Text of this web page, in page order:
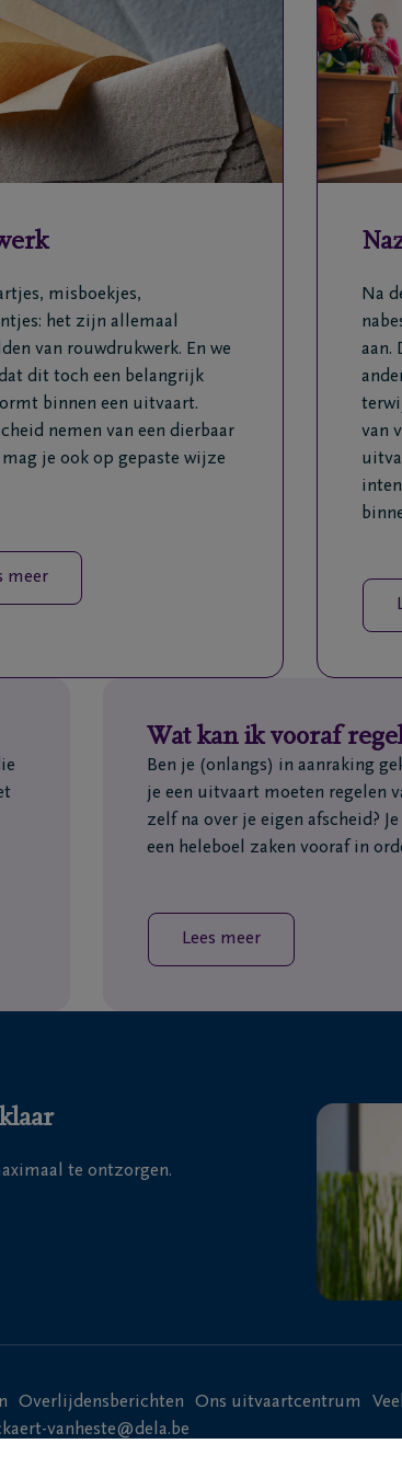
misboekjes,
het zijn allemaal
van rouwdrukwerk. En we
dit toch een belangrijk
binnen een uitvaart.
nemen van een dierbaar
je ook op gepaste wijze
meer
Na
aan.
van
Wat kan ik vooraf
Ben je (onlangs) in aanraking
je een uitvaart moeten regelen
zelf na over je eigen afscheid?
een heleboel zaken vooraf in
Lees meer
te ontzorgen.
Overlijdensberichten Ons uitvaartcentrum
vanheste@dela.be